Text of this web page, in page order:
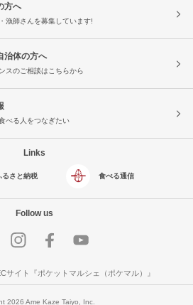
方へ
漁師さんを募集しています!
治体の方へ
スのご相談はこちらから
べる人をつなぎたい
Links
るさと納税 食べる通信
Follow us
サイト『ポケットマルシェ（ポケマル）』
2026 Ame Kaze Taiyo, Inc.